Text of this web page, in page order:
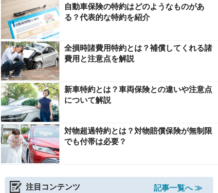
自動車保険の特約はどのようなものがあ
る？代表的な特約を紹介
全損時諸費用特約とは？補償してくれる諸
費用と注意点を解説
新車特約とは？車両保険との違いや注意点
について解説
対物超過特約とは？対物賠償保険が無制限
でも付帯は必要？
注目コンテンツ
記事一覧へ ≫